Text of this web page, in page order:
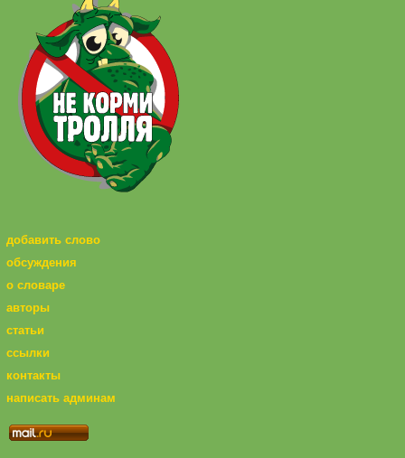
добавить слово
обсуждения
о словаре
авторы
статьи
ссылки
контакты
написать админам